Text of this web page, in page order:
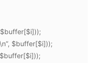
$buffer[$i]));
$buffer[$i]));
$buffer[$i]));